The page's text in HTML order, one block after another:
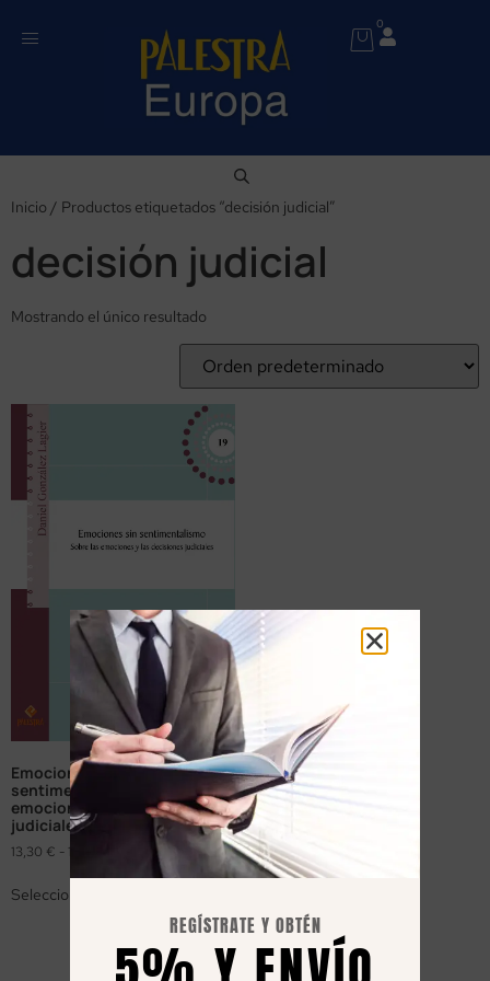
0
Inicio / Productos etiquetados “decisión judicial”
decisión judicial
Mostrando el único resultado
Emociones sin
sentimentalismo. Sobre las
emociones y las decisiones
judiciales
13,30 € - 19,00
Seleccionar opciones
REGÍSTRATE Y OBTÉN